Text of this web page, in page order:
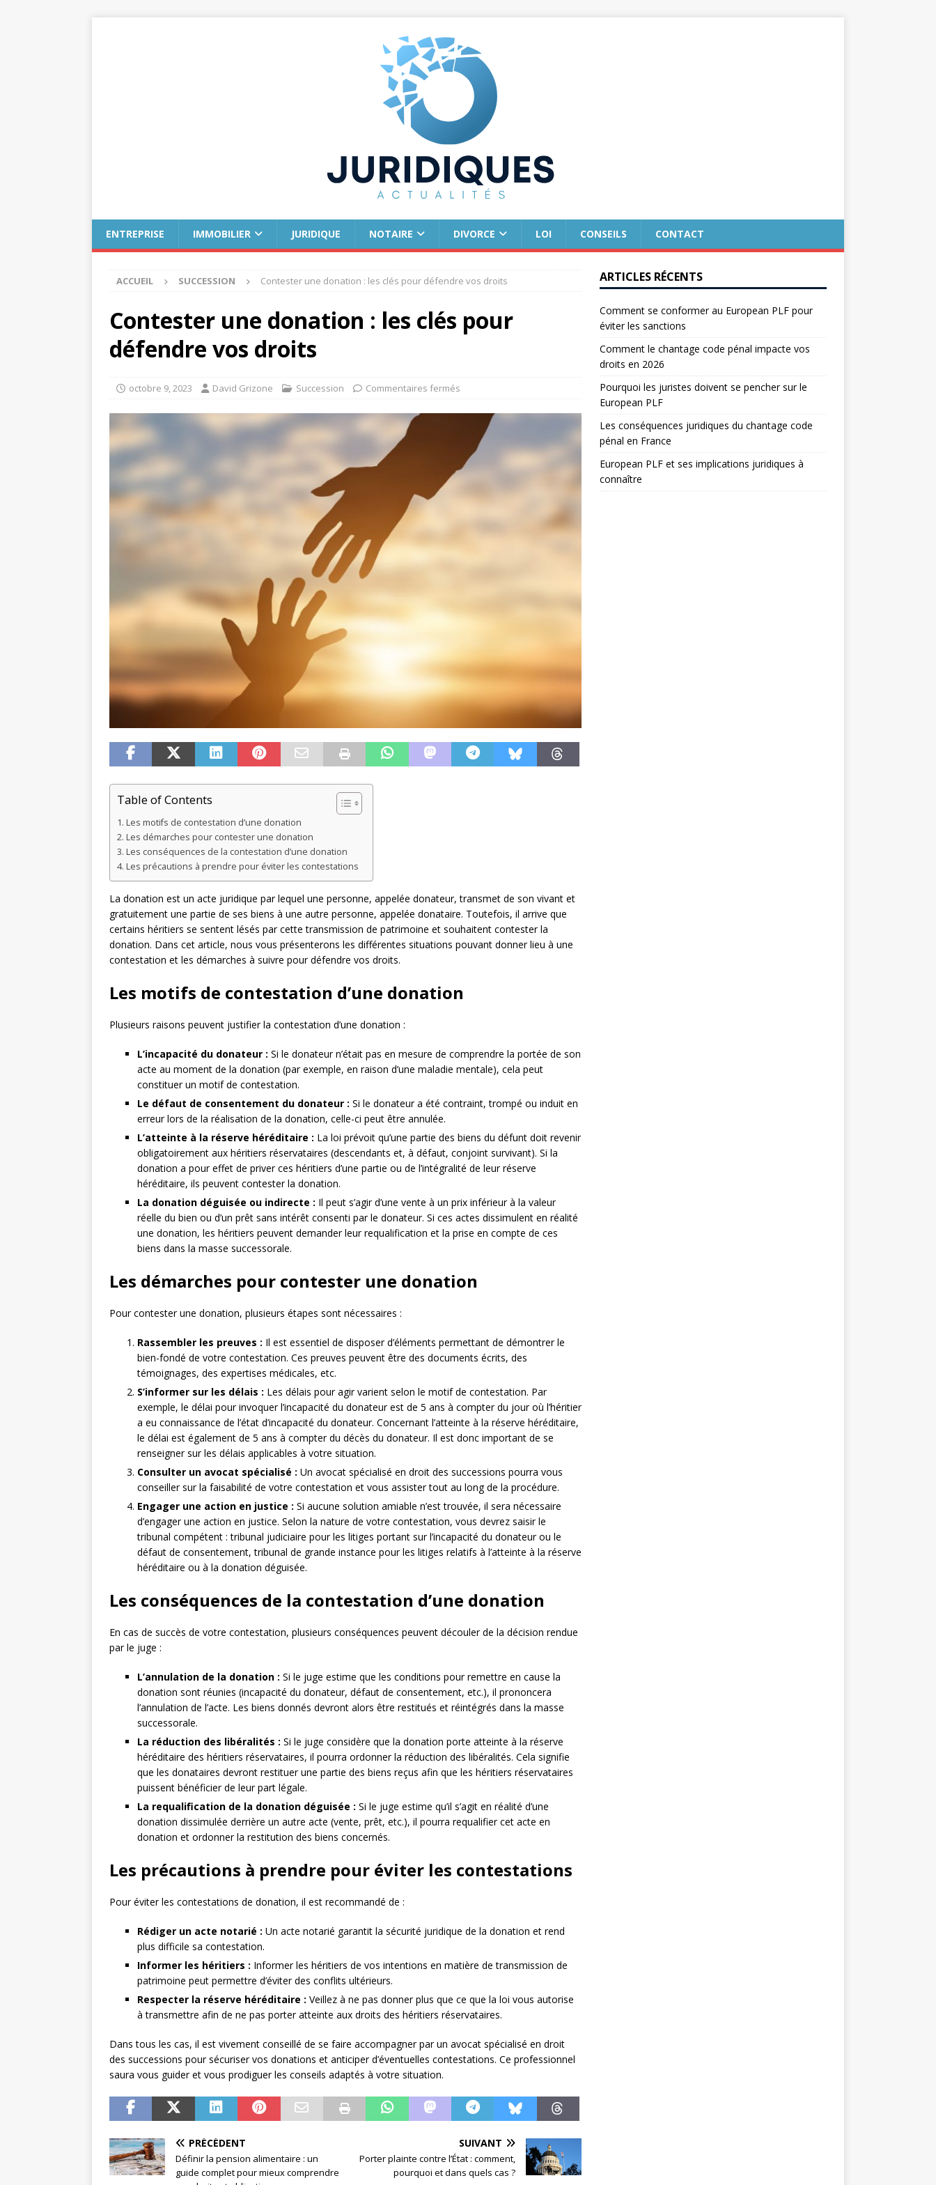
ENTREPRISE IMMOBILIER JURIDIQUE NOTAIRE DIVORCE LOI CONSEILS CONTACT
ACCUEIL SUCCESSION Contester une donation : les clés pour défendre vos droits
Contester une donation : les clés pour
défendre vos droits
octobre 9, 2023 David Grizone Succession Commentaires fermés
Table of Contents
Les motifs de contestation d’une donation
Les démarches pour contester une donation
Les conséquences de la contestation d’une donation
Les précautions à prendre pour éviter les contestations
La donation est un acte juridique par lequel une personne, appelée donateur, transmet de son vivant et
gratuitement une partie de ses biens à une autre personne, appelée donataire. Toutefois, il arrive que
certains héritiers se sentent lésés par cette transmission de patrimoine et souhaitent contester la
donation. Dans cet article, nous vous présenterons les différentes situations pouvant donner lieu à une
contestation et les démarches à suivre pour défendre vos droits.
Les motifs de contestation d’une donation
Plusieurs raisons peuvent justifier la contestation d’une donation :
L’incapacité du donateur : Si le donateur n’était pas en mesure de comprendre la portée de son
acte au moment de la donation (par exemple, en raison d’une maladie mentale), cela peut
constituer un motif de contestation.
Le défaut de consentement du donateur : Si le donateur a été contraint, trompé ou induit en
erreur lors de la réalisation de la donation, celle-ci peut être annulée.
L’atteinte à la réserve héréditaire : La loi prévoit qu’une partie des biens du défunt doit revenir
obligatoirement aux héritiers réservataires (descendants et, à défaut, conjoint survivant). Si la
donation a pour effet de priver ces héritiers d’une partie ou de l’intégralité de leur réserve
héréditaire, ils peuvent contester la donation.
La donation déguisée ou indirecte : Il peut s’agir d’une vente à un prix inférieur à la valeur
réelle du bien ou d’un prêt sans intérêt consenti par le donateur. Si ces actes dissimulent en réalité
une donation, les héritiers peuvent demander leur requalification et la prise en compte de ces
biens dans la masse successorale.
Les démarches pour contester une donation
Pour contester une donation, plusieurs étapes sont nécessaires :
Rassembler les preuves : Il est essentiel de disposer d’éléments permettant de démontrer le
bien-fondé de votre contestation. Ces preuves peuvent être des documents écrits, des
témoignages, des expertises médicales, etc.
S’informer sur les délais : Les délais pour agir varient selon le motif de contestation. Par
exemple, le délai pour invoquer l’incapacité du donateur est de 5 ans à compter du jour où l’héritier
a eu connaissance de l’état d’incapacité du donateur. Concernant l’atteinte à la réserve héréditaire,
le délai est également de 5 ans à compter du décès du donateur. Il est donc important de se
renseigner sur les délais applicables à votre situation.
Consulter un avocat spécialisé : Un avocat spécialisé en droit des successions pourra vous
conseiller sur la faisabilité de votre contestation et vous assister tout au long de la procédure.
Engager une action en justice : Si aucune solution amiable n’est trouvée, il sera nécessaire
d’engager une action en justice. Selon la nature de votre contestation, vous devrez saisir le
tribunal compétent : tribunal judiciaire pour les litiges portant sur l’incapacité du donateur ou le
défaut de consentement, tribunal de grande instance pour les litiges relatifs à l’atteinte à la réserve
héréditaire ou à la donation déguisée.
Les conséquences de la contestation d’une donation
En cas de succès de votre contestation, plusieurs conséquences peuvent découler de la décision rendue
par le juge :
L’annulation de la donation : Si le juge estime que les conditions pour remettre en cause la
donation sont réunies (incapacité du donateur, défaut de consentement, etc.), il prononcera
l’annulation de l’acte. Les biens donnés devront alors être restitués et réintégrés dans la masse
successorale.
La réduction des libéralités : Si le juge considère que la donation porte atteinte à la réserve
héréditaire des héritiers réservataires, il pourra ordonner la réduction des libéralités. Cela signifie
que les donataires devront restituer une partie des biens reçus afin que les héritiers réservataires
puissent bénéficier de leur part légale.
La requalification de la donation déguisée : Si le juge estime qu’il s’agit en réalité d’une
donation dissimulée derrière un autre acte (vente, prêt, etc.), il pourra requalifier cet acte en
donation et ordonner la restitution des biens concernés.
Les précautions à prendre pour éviter les contestations
Pour éviter les contestations de donation, il est recommandé de :
Rédiger un acte notarié : Un acte notarié garantit la sécurité juridique de la donation et rend
plus difficile sa contestation.
Informer les héritiers : Informer les héritiers de vos intentions en matière de transmission de
patrimoine peut permettre d’éviter des conflits ultérieurs.
Respecter la réserve héréditaire : Veillez à ne pas donner plus que ce que la loi vous autorise
à transmettre afin de ne pas porter atteinte aux droits des héritiers réservataires.
Dans tous les cas, il est vivement conseillé de se faire accompagner par un avocat spécialisé en droit
des successions pour sécuriser vos donations et anticiper d’éventuelles contestations. Ce professionnel
saura vous guider et vous prodiguer les conseils adaptés à votre situation.
PRÉCÉDENT
Définir la pension alimentaire : un
guide complet pour mieux comprendre
SUIVANT
Porter plainte contre l’État : comment,
pourquoi et dans quels cas ?
ARTICLES RÉCENTS
Comment se conformer au European PLF pour
éviter les sanctions
Comment le chantage code pénal impacte vos
droits en 2026
Pourquoi les juristes doivent se pencher sur le
European PLF
Les conséquences juridiques du chantage code
pénal en France
European PLF et ses implications juridiques à
connaître